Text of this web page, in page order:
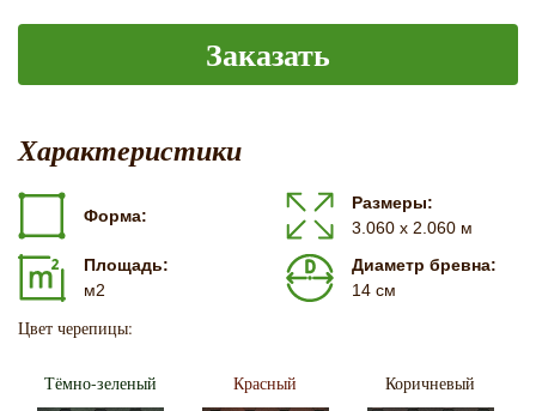
Заказать
Характеристики
Форма:
Размеры:
3.060 х 2.060 м
Площадь:
м2
Диаметр бревна:
14 см
Цвет черепицы:
Тёмно-зеленый Красный Коричневый